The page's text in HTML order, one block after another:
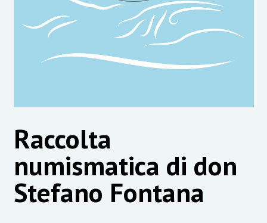
Raccolta
numismatica di don
Stefano Fontana